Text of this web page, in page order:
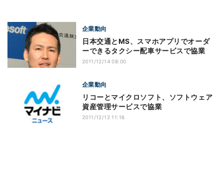
企業動向
日本交通とMS、スマホアプリでオーダ
ーできるタクシー配車サービスで協業
2011/12/14 08:00
企業動向
リコーとマイクロソフト、ソフトウェア
資産管理サービスで協業
2011/12/12 11:16